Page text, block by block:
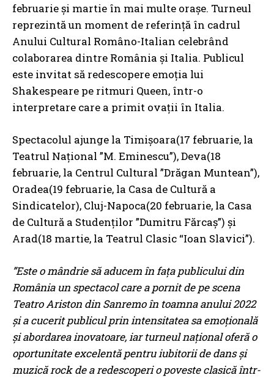
februarie și martie în mai multe orașe. Turneul
reprezintă un moment de referință în cadrul
Anului Cultural Româno-Italian celebrând
colaborarea dintre România și Italia. Publicul
este invitat să redescopere emoția lui
Shakespeare pe ritmuri Queen, într-o
interpretare care a primit ovații în Italia.
Spectacolul ajunge la Timișoara(17 februarie, la
Teatrul Național ”M. Eminescu”), Deva(18
februarie, la Centrul Cultural ”Drăgan Muntean”),
Oradea(19 februarie, la Casa de Cultură a
Sindicatelor), Cluj-Napoca(20 februarie, la Casa
de Cultură a Studenților ”Dumitru Fărcaș”) și
Arad(18 martie, la Teatrul Clasic “Ioan Slavici”).
”Este o mândrie să aducem în fața publicului din
România un spectacol care a pornit de pe scena
Teatro Ariston din Sanremo în toamna anului 2022
și a cucerit publicul prin intensitatea sa emoțională
și abordarea inovatoare, iar turneul național oferă o
oportunitate excelentă pentru iubitorii de dans și
muzică rock de a redescoperi o poveste clasică într-